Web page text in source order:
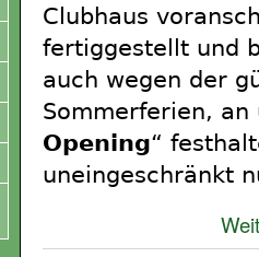
Clubhaus
fertiggestellt und
auch wegen der
Sommerferien,
Opening“
uneingeschränkt